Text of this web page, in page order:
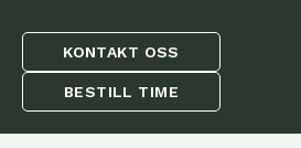
KONTAKT OSS
BESTILL TIME